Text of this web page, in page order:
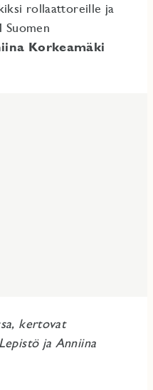
rollaattoreille ja
Suomen
Korkeamäki
kertovat
ja Anniina